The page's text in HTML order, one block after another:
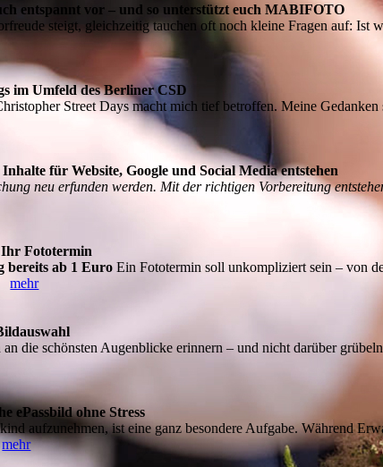
entspannt vor – und so unterstützt euch MABIFOTO
steigt, gleichzeitig tauchen oft noch kleine Fragen auf: Ist
im Umfeld des Berliner CSD
Street Days macht mich tief betroffen. Meine Gedanken
für Website, Google und Social Media entstehen
neu erfunden werden. Mit der richtigen Vorbereitung
Ihr Fototermin
bereits ab 1 Euro Ein Fototermin soll unkompliziert sein – von
mehr
die schönsten Augenblicke erinnern – und nicht darüber
ePassbild ohne Stress
aufzunehmen, ist eine ganz besondere Aufgabe. Während
mehr